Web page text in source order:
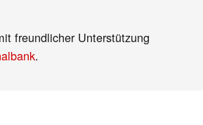
freundlicher Unterstützung
.